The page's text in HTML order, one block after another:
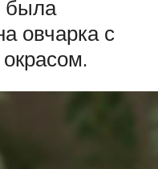
была
овчарка с